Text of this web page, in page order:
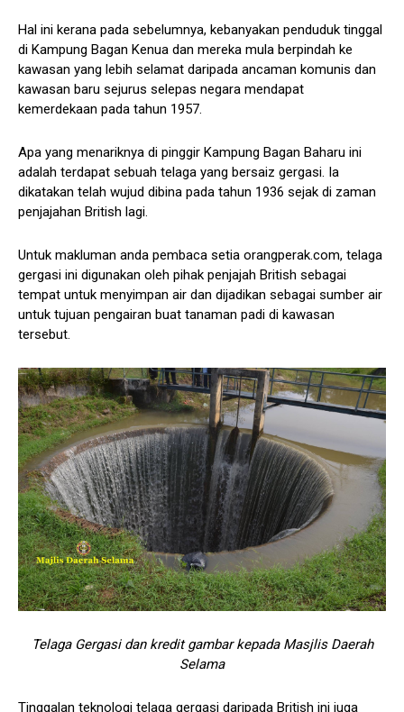
Hal ini kerana pada sebelumnya, kebanyakan penduduk tinggal
di Kampung Bagan Kenua dan mereka mula berpindah ke
kawasan yang lebih selamat daripada ancaman komunis dan
kawasan baru sejurus selepas negara mendapat
kemerdekaan pada tahun 1957.
Apa yang menariknya di pinggir Kampung Bagan Baharu ini
adalah terdapat sebuah telaga yang bersaiz gergasi. Ia
dikatakan telah wujud dibina pada tahun 1936 sejak di zaman
penjajahan British lagi.
Untuk makluman anda pembaca setia orangperak.com, telaga
gergasi ini digunakan oleh pihak penjajah British sebagai
tempat untuk menyimpan air dan dijadikan sebagai sumber air
untuk tujuan pengairan buat tanaman padi di kawasan
tersebut.
Telaga Gergasi dan kredit gambar kepada Masjlis Daerah
Selama
Tinggalan teknologi telaga gergasi daripada British ini juga